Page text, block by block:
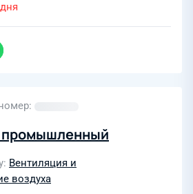
Вентиляция и
воздуха